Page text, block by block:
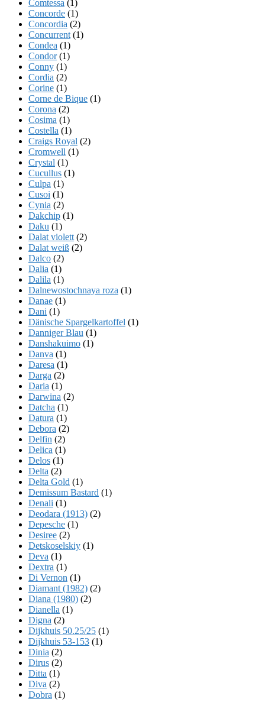
Comtessa (1)
Concorde (1)
Concordia (2)
Concurrent (1)
Condea (1)
Condor(1)
Conny (1)
Cordia (2)
Corine (1)
Corne de Bique (1)
Corona (2)
Cosima (1)
Costella (1)
Craigs Royal (2)
Cromwell (1)
Crystal (1)
Cucullus (1)
Culpa (1)
Cusoi (1)
Cynia (2)
Dakchip (1)
Daku (1)
Dalat violett (2)
Dalat weiß (2)
Dalco (2)
Dalia (1)
Dalila (1)
Dalnewostochnaya roza (1)
Danae (1)
Dani (1)
Dänische Spargelkartoffel (1)
Danniger Blau (1)
Danshakuimo (1)
Danva (1)
Daresa (1)
Darga (2)
Daria (1)
Darwina (2)
Datcha (1)
Datura (1)
Debora (2)
Delfin (2)
Delica (1)
Delos (1)
Delta (2)
Delta Gold (1)
Demissum Bastard (1)
Denali (1)
Deodara (1913) (2)
Depesche (1)
Desiree (2)
Detskoselskiy (1)
Deva (1)
Dextra (1)
Di Vernon (1)
Diamant (1982) (2)
Diana (1980) (2)
Dianella (1)
Digna (2)
Dijkhuis 50.25/25 (1)
Dijkhuis 53-153 (1)
Dinia (2)
Dirus (2)
Ditta (1)
Diva (2)
Dobra (1)